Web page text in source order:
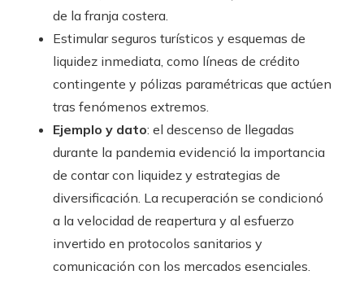
de la franja costera.
Estimular seguros turísticos y esquemas de
liquidez inmediata, como líneas de crédito
contingente y pólizas paramétricas que actúen
tras fenómenos extremos.
Ejemplo y dato: el descenso de llegadas
durante la pandemia evidenció la importancia
de contar con liquidez y estrategias de
diversificación. La recuperación se condicionó
a la velocidad de reapertura y al esfuerzo
invertido en protocolos sanitarios y
comunicación con los mercados esenciales.